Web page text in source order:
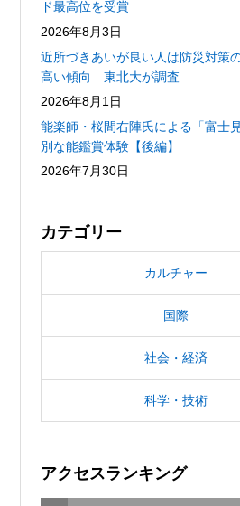
ド最高位を受賞
2026年8月3日
近所づきあいが良い人は防災対策
高い傾向 東北大が調査
2026年8月1日
能楽師・桜間右陣氏による「富士
別な能鑑賞体験【後編】
2026年7月30日
カテゴリー
カルチャー
国際
社会・経済
科学・技術
アクセスランキング